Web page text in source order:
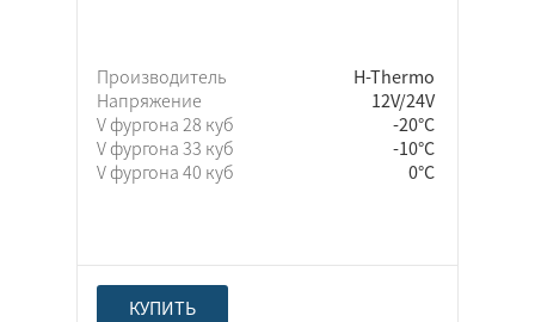
Производитель
H-Thermo
Напряжение
12V/24V
V фургона 28 куб
-20°C
V фургона 33 куб
-10°C
V фургона 40 куб
0°C
КУПИТЬ